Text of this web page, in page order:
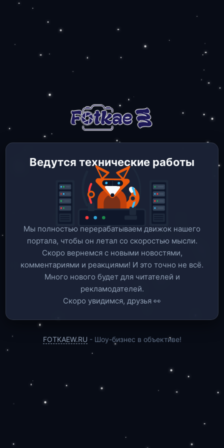
Ведутся технические работы
Мы полностью перерабатываем движок нашего
портала, чтобы он летал со скоростью мысли.
Скоро вернемся c новыми новостями,
комментариями и реакциями! И это точно не всё.
Много нового будет для читателей и
рекламодателей.
Скоро увидимся, друзья 👀
FOTKAEW.RU - Шоу-бизнес в объективе!